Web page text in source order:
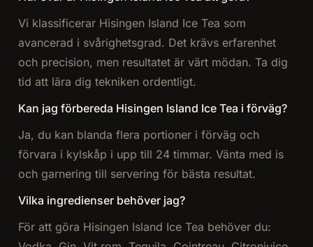
Vi klassificerar Hisingen Island Ice Tea som
avancerad i svårighetsgrad. Det krävs erfarenhet
och precision, men resultatet är värt mödan. Ta dig
tid att lära dig tekniken ordentligt.
Kan jag förbereda Hisingen Island Ice Tea i förväg?
Ja, du kan blanda flera portioner i förväg och
förvara i kylskåp i upp till 24 timmar. Vänta med is
och garnering till servering för bästa resultat.
Vilka ingredienser behöver jag?
För att göra Hisingen Island Ice Tea behöver du: